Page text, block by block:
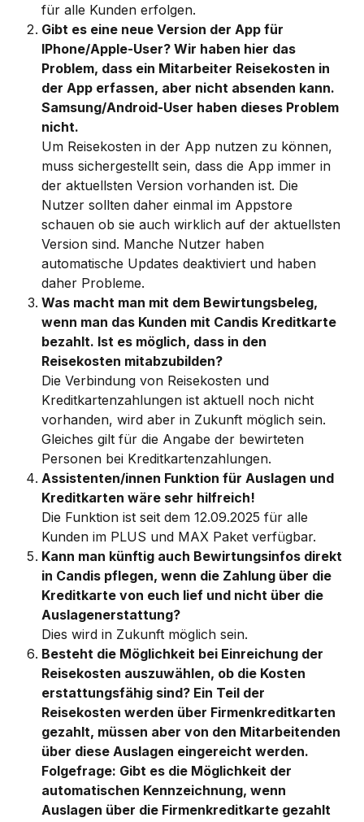
für alle Kunden erfolgen.
Gibt es eine neue Version der App für
IPhone/Apple-User? Wir haben hier das
Problem, dass ein Mitarbeiter Reisekosten in
der App erfassen, aber nicht absenden kann.
Samsung/Android-User haben dieses Problem
nicht.
Um Reisekosten in der App nutzen zu können,
muss sichergestellt sein, dass die App immer in
der aktuellsten Version vorhanden ist. Die
Nutzer sollten daher einmal im Appstore
schauen ob sie auch wirklich auf der aktuellsten
Version sind. Manche Nutzer haben
automatische Updates deaktiviert und haben
daher Probleme.
Was macht man mit dem Bewirtungsbeleg,
wenn man das Kunden mit Candis Kreditkarte
bezahlt. Ist es möglich, dass in den
Reisekosten mitabzubilden?
Die Verbindung von Reisekosten und
Kreditkartenzahlungen ist aktuell noch nicht
vorhanden, wird aber in Zukunft möglich sein.
Gleiches gilt für die Angabe der bewirteten
Personen bei Kreditkartenzahlungen.
Assistenten/innen Funktion für Auslagen und
Kreditkarten wäre sehr hilfreich!
Die Funktion ist seit dem 12.09.2025 für alle
Kunden im PLUS und MAX Paket verfügbar.
Kann man künftig auch Bewirtungsinfos direkt
in Candis pflegen, wenn die Zahlung über die
Kreditkarte von euch lief und nicht über die
Auslagenerstattung?
Dies wird in Zukunft möglich sein.
Besteht die Möglichkeit bei Einreichung der
Reisekosten auszuwählen, ob die Kosten
erstattungsfähig sind? Ein Teil der
Reisekosten werden über Firmenkreditkarten
gezahlt, müssen aber von den Mitarbeitenden
über diese Auslagen eingereicht werden.
Folgefrage: Gibt es die Möglichkeit der
automatischen Kennzeichnung, wenn
Auslagen über die Firmenkreditkarte gezahlt